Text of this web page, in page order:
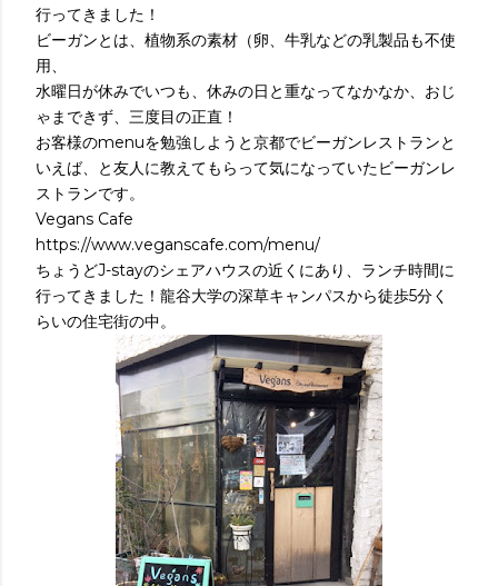
行ってきました！
ビーガンとは、植物系の素材（卵、牛乳などの乳製品も不使
用、
水曜日が休みでいつも、休みの日と重なってなかなか、おじ
ゃまできず、三度目の正直！
お客様のmenuを勉強しようと京都でビーガンレストランと
いえば、と友人に教えてもらって気になっていたビーガンレ
ストランです。
Vegans Cafe
https://www.veganscafe.com/menu/
ちょうどJ-stayのシェアハウスの近くにあり、ランチ時間に
行ってきました！龍谷大学の深草キャンパスから徒歩5分く
らいの住宅街の中。